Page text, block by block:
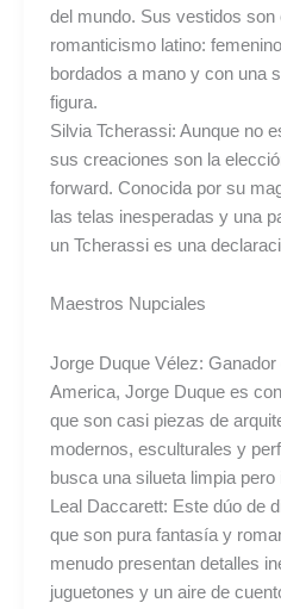
del mundo. Sus vestidos son
romanticismo latino:
bordados a mano y con una
figura.
Silvia Tcherassi: Aunque no
sus creaciones son la
forward. Conocida por su
las telas inesperadas y una
un Tcherassi es una
Maestros Nupciales
Jorge Duque Vélez:
America, Jorge Duque es
que son casi piezas de
modernos, esculturales y
busca una silueta limpia pero
Leal Daccarett: Este dúo de
que son pura fantasía y
menudo presentan detalles
juguetones y un aire de